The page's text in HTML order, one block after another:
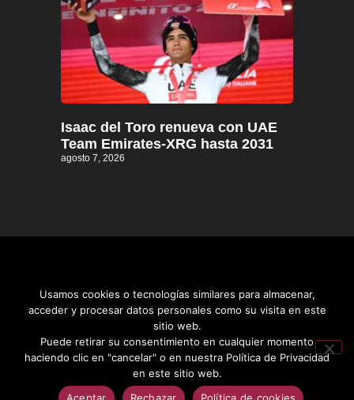
Isaac del Toro renueva con UAE
Team Emirates-XRG hasta 2031
agosto 7, 2026
Distrito informativo © 2026
Usamos cookies o tecnologías similares para almacenar,
acceder y procesar datos personales como su visita en este
sitio web.
Puede retirar su consentimiento en cualquier momento
haciendo clic en "cancelar" o en nuestra Política de Privacidad
en este sitio web.
Aceptar
Rechazar Política de cookies